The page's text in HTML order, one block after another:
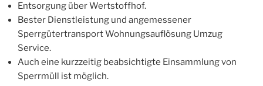
Entsorgung über Wertstoffhof.
Bester Dienstleistung und angemessener
Sperrgütertransport Wohnungsauflösung Umzug
Service.
Auch eine kurzzeitig beabsichtigte Einsammlung von
Sperrmüll ist möglich.